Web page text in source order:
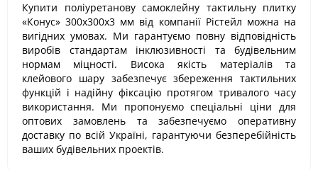
Купити поліуретанову самоклейну тактильну плитку
«Конус» 300х300х3 мм від компанії Рістейл можна на
вигідних умовах. Ми гарантуємо повну відповідність
виробів стандартам інклюзивності та будівельним
нормам міцності. Висока якість матеріалів та
клейового шару забезпечує збереження тактильних
функцій і надійну фіксацію протягом тривалого часу
використання. Ми пропонуємо спеціальні ціни для
оптових замовлень та забезпечуємо оперативну
доставку по всій Україні, гарантуючи безперебійність
ваших будівельних проектів.